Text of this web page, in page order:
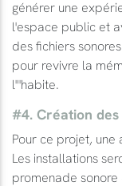
générer une
l'espace public et
des fichiers
pour revivre la
l"'habite.
#4. Création
Pour ce projet,
Les installations
promenade sonore